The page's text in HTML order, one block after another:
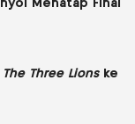
Menatap Final
The Three Lionske